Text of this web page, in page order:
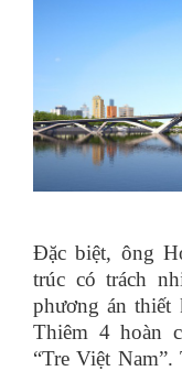
Đặc biệt, ông
trúc có trách
phương án thiết
Thiêm 4 hoàn
“Tre Việt